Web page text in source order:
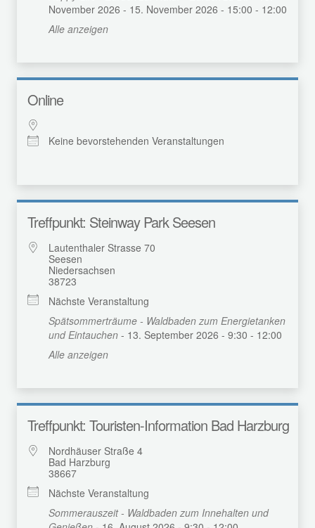
November 2026 - 15. November 2026 - 15:00 - 12:00
Alle anzeigen
Online
Keine bevorstehenden Veranstaltungen
Treffpunkt: Steinway Park Seesen
Lautenthaler Strasse 70
Seesen
Niedersachsen
38723
Nächste Veranstaltung
Spätsommerträume - Waldbaden zum Energietanken
und Eintauchen - 13. September 2026 - 9:30 - 12:00
Alle anzeigen
Treffpunkt: Touristen-Information Bad Harzburg
Nordhäuser Straße 4
Bad Harzburg
38667
Nächste Veranstaltung
Sommerauszeit - Waldbaden zum Innehalten und